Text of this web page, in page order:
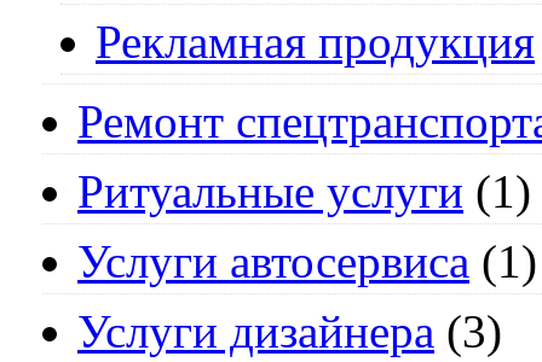
Рекламная продукция
Ремонт
Ритуальные услуги (1)
Услуги автосервиса (1)
Услуги дизайнера (3)